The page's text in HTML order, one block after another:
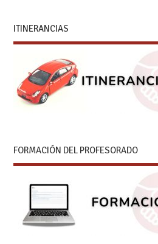
ITINERANCIAS
FORMACIÓN DEL PROFESORADO